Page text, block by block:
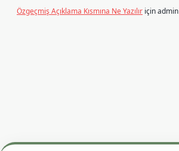
Özgeçmiş Açıklama Kısmına Ne Yazılır içinadmin
betexper.xyzm elexbet